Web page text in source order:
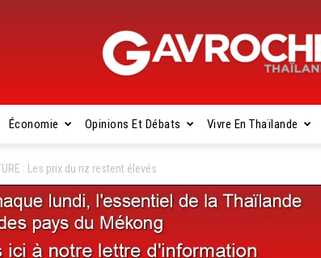
Gavroche
Économie Opinions Et Débats Vivre En Thaïlande
: Les prix du riz restent élevés